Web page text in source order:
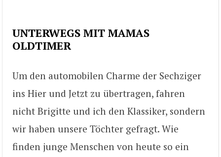
UNTERWEGS MIT MAMAS
OLDTIMER
Um den automobilen Charme der Sechziger
ins Hier und Jetzt zu übertragen, fahren
nicht Brigitte und ich den Klassiker, sondern
wir haben unsere Töchter gefragt. Wie
finden junge Menschen von heute so ein